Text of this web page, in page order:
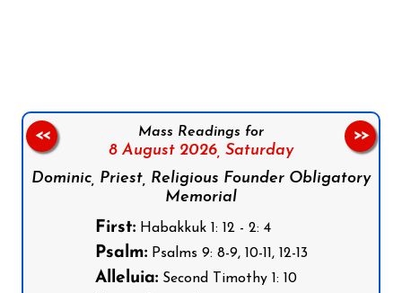
Mass Readings for
8 August 2026, Saturday
Dominic, Priest, Religious Founder Obligatory
Memorial
First:Habakkuk 1: 12 - 2: 4
Psalm:Psalms 9: 8-9, 10-11, 12-13
Alleluia:Second Timothy 1: 10
<< >>